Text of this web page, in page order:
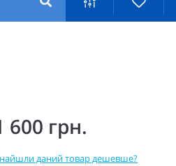
600 грн.
даний товар дешевше?